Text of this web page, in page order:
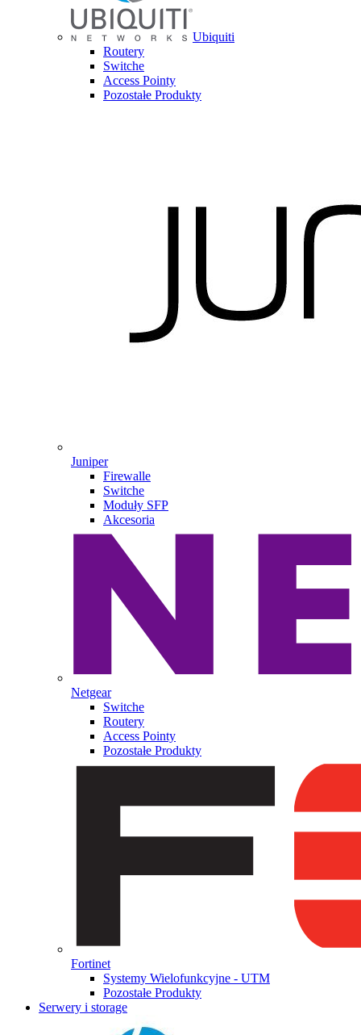
Ubiquiti
Routery
Switche
Access Pointy
Pozostałe Produkty
Juniper
Firewalle
Switche
Moduły SFP
Akcesoria
Netgear
Switche
Routery
Access Pointy
Pozostałe Produkty
Fortinet
Systemy Wielofunkcyjne - UTM
Pozostałe Produkty
Serwery i storage